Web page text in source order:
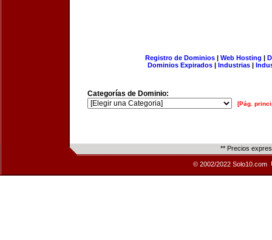
Registro de Dominios| Web Hosting |
Dominios Expirados | Industrias |
Categorías de Dominio:
[Pág.
** Precios
© 2002/2022 Solo10.com